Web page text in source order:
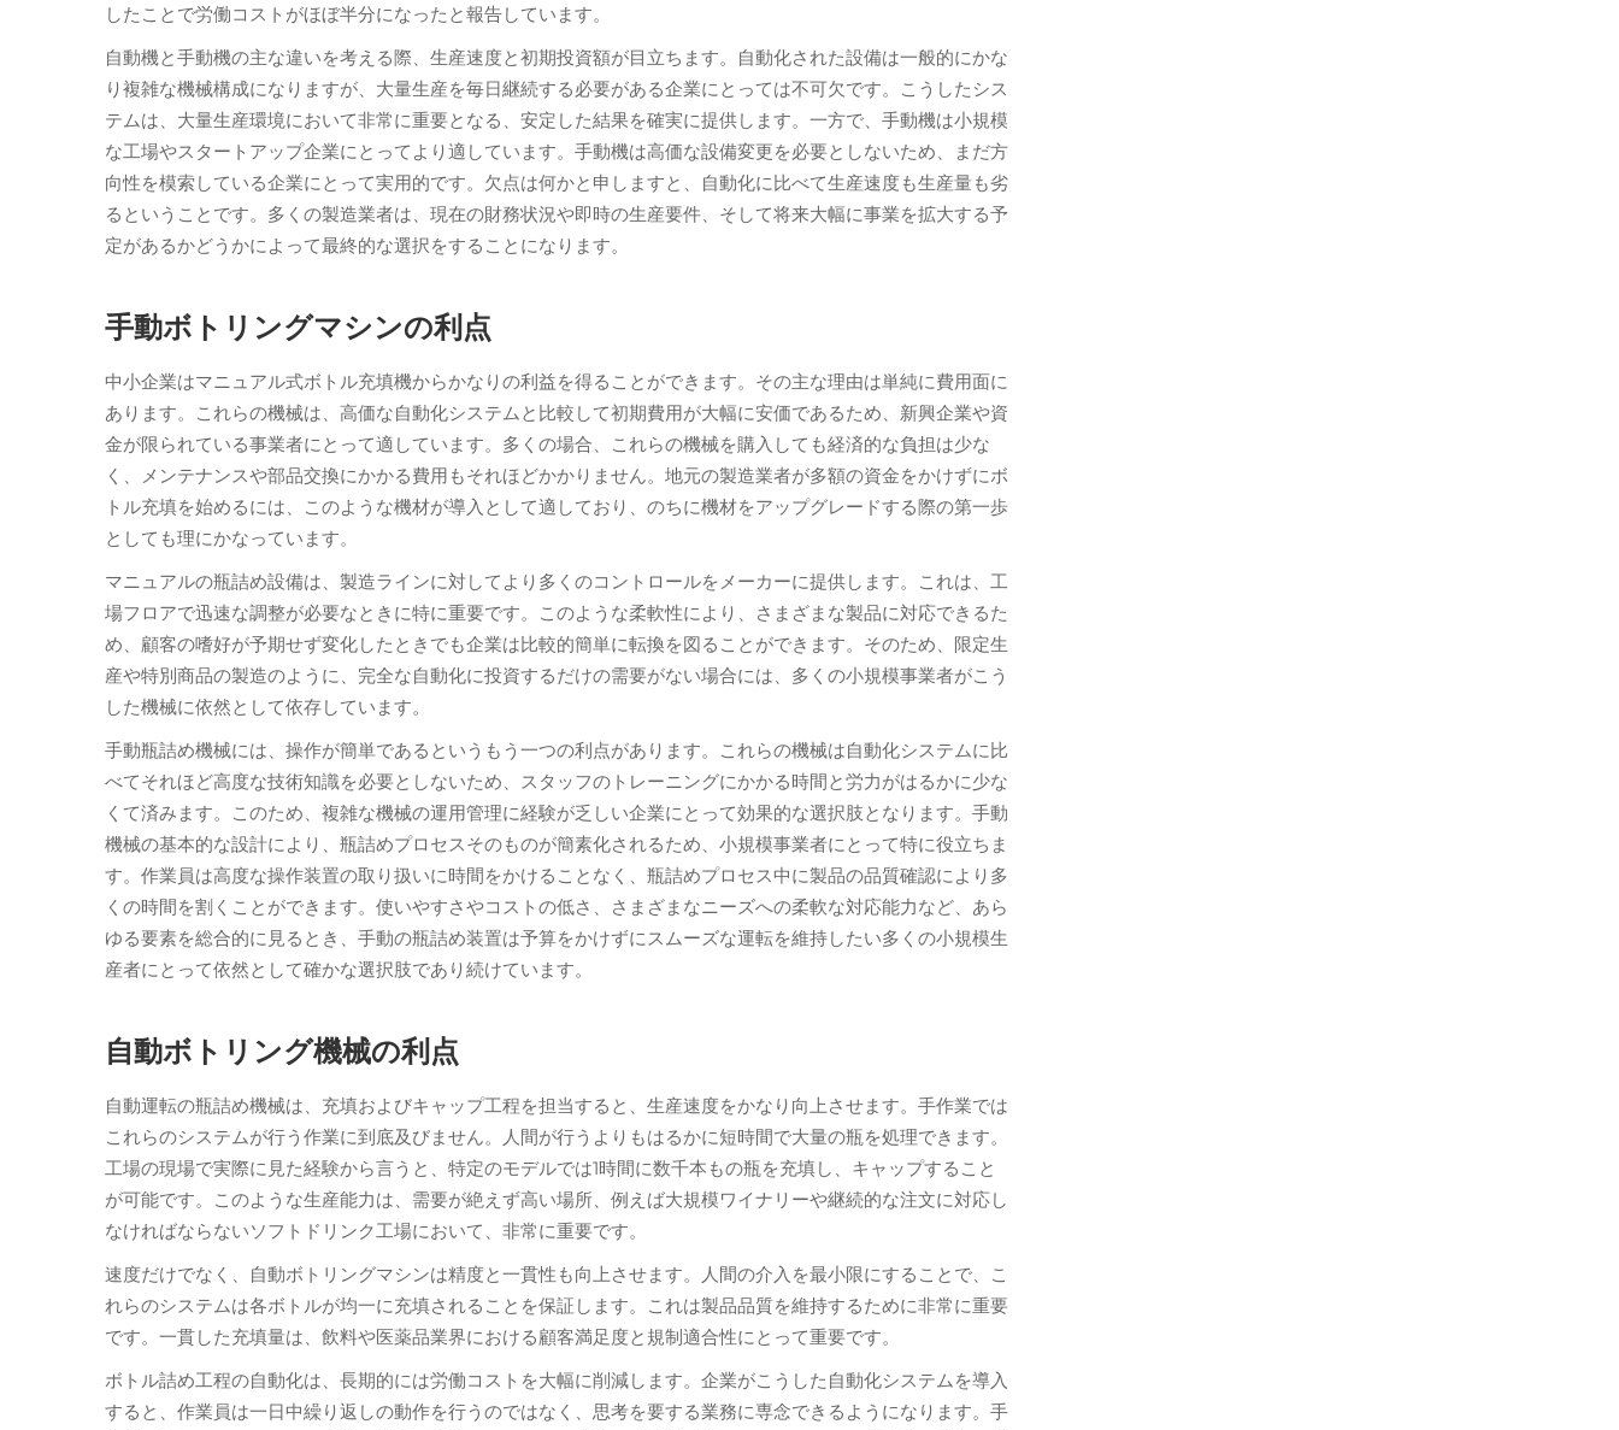
したことで労働コストがほぼ半分になったと報告しています。
自動機と手動機の主な違いを考える際、生産速度と初期投資額が目立ちます。自動化された設備は一般的にかな
り複雑な機械構成になりますが、大量生産を毎日継続する必要がある企業にとっては不可欠です。こうしたシス
テムは、大量生産環境において非常に重要となる、安定した結果を確実に提供します。一方で、手動機は小規模
な工場やスタートアップ企業にとってより適しています。手動機は高価な設備変更を必要としないため、まだ方
向性を模索している企業にとって実用的です。欠点は何かと申しますと、自動化に比べて生産速度も生産量も劣
るということです。多くの製造業者は、現在の財務状況や即時の生産要件、そして将来大幅に事業を拡大する予
定があるかどうかによって最終的な選択をすることになります。
手動ボトリングマシンの利点
中小企業はマニュアル式ボトル充填機からかなりの利益を得ることができます。その主な理由は単純に費用面に
あります。これらの機械は、高価な自動化システムと比較して初期費用が大幅に安価であるため、新興企業や資
金が限られている事業者にとって適しています。多くの場合、これらの機械を購入しても経済的な負担は少な
く、メンテナンスや部品交換にかかる費用もそれほどかかりません。地元の製造業者が多額の資金をかけずにボ
トル充填を始めるには、このような機材が導入として適しており、のちに機材をアップグレードする際の第一歩
としても理にかなっています。
マニュアルの瓶詰め設備は、製造ラインに対してより多くのコントロールをメーカーに提供します。これは、工
場フロアで迅速な調整が必要なときに特に重要です。このような柔軟性により、さまざまな製品に対応できるた
め、顧客の嗜好が予期せず変化したときでも企業は比較的簡単に転換を図ることができます。そのため、限定生
産や特別商品の製造のように、完全な自動化に投資するだけの需要がない場合には、多くの小規模事業者がこう
した機械に依然として依存しています。
手動瓶詰め機械には、操作が簡単であるというもう一つの利点があります。これらの機械は自動化システムに比
べてそれほど高度な技術知識を必要としないため、スタッフのトレーニングにかかる時間と労力がはるかに少な
くて済みます。このため、複雑な機械の運用管理に経験が乏しい企業にとって効果的な選択肢となります。手動
機械の基本的な設計により、瓶詰めプロセスそのものが簡素化されるため、小規模事業者にとって特に役立ちま
す。作業員は高度な操作装置の取り扱いに時間をかけることなく、瓶詰めプロセス中に製品の品質確認により多
くの時間を割くことができます。使いやすさやコストの低さ、さまざまなニーズへの柔軟な対応能力など、あら
ゆる要素を総合的に見るとき、手動の瓶詰め装置は予算をかけずにスムーズな運転を維持したい多くの小規模生
産者にとって依然として確かな選択肢であり続けています。
自動ボトリング機械の利点
自動運転の瓶詰め機械は、充填およびキャップ工程を担当すると、生産速度をかなり向上させます。手作業では
これらのシステムが行う作業に到底及びません。人間が行うよりもはるかに短時間で大量の瓶を処理できます。
工場の現場で実際に見た経験から言うと、特定のモデルでは1時間に数千本もの瓶を充填し、キャップすること
が可能です。このような生産能力は、需要が絶えず高い場所、例えば大規模ワイナリーや継続的な注文に対応し
なければならないソフトドリンク工場において、非常に重要です。
速度だけでなく、自動ボトリングマシンは精度と一貫性も向上させます。人間の介入を最小限にすることで、こ
れらのシステムは各ボトルが均一に充填されることを保証します。これは製品品質を維持するために非常に重要
です。一貫した充填量は、飲料や医薬品業界における顧客満足度と規制適合性にとって重要です。
ボトル詰め工程の自動化は、長期的には労働コストを大幅に削減します。企業がこうした自動化システムを導入
すると、作業員は一日中繰り返しの動作を行うのではなく、思考を要する業務に専念できるようになります。手